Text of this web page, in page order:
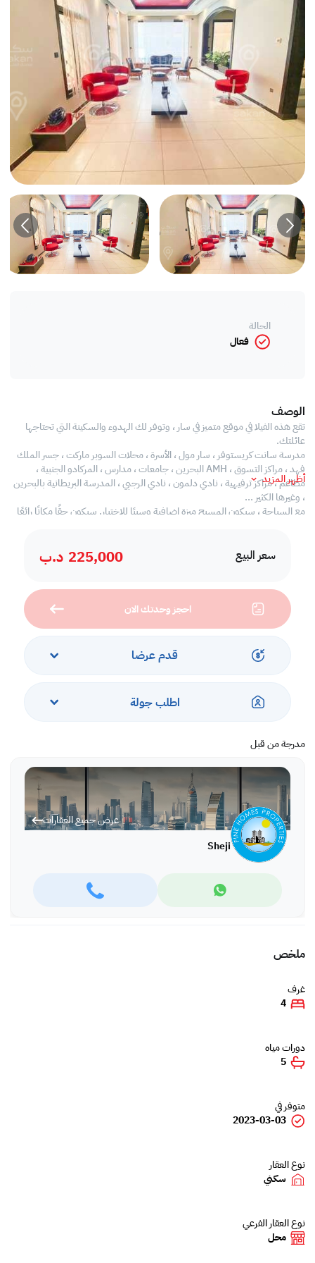
سعر البيع 225,000 د.ب
احجز وحدتك الان
قدم عرضا
اطلب جولة
مدرجة من قبل
عرض جميع العقارات
Sheji
الحالة
فعال
الوصف
تقع هذه الفيلا في موقع متميز في سار ، وتوفر لك الهدوء والسكينة التي تحتاجها
عائلتك.
مدرسة سانت كريستوفر ، سار مول ، الأسرة ، محلات السوبر ماركت ، جسر الملك
فهد ، مراكز التسوق ، AMH البحرين ، جامعات ، مدارس ، المركادو الجنبية ،
مطاعم ، مراكز ترفيهية ، نادي دلمون ، نادي الرجبي ، المدرسة البريطانية بالبحرين
، وغيرها الكثير ...
مع السباحة ، سيكون المسبح ميزة إضافية وسببًا للاختيار. سيكون حقًا مكانًا رائعًا
،تصميمات داخلية رشيقة
، تكييف مركزي
، شرفات
، مطبخ خارجي
، مسبح خاص
،نظام إنذار أمني،
الفيلا بالكاد عمرها 8 سنوات.
مساحة الأرض - 383 متر مربع
المساحة المبنية - 424 متر مربع .أجنحة فقط عبر المواعيد السابقة.
نحن نتعامل فقط على أساس العقود السنوية.
أظهر المزيد
ملخص
غرف
4
دورات مياه
5
متوفر في
2023-03-03
نوع العقار
سكني
نوع العقار الفرعي
محل